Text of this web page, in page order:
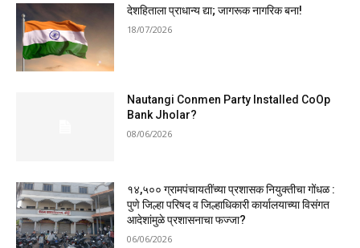
देशहिताला प्राधान्य द्या; जागरूक नागरिक बना!
18/07/2026
Nautangi Conmen Party Installed CoOp
Bank Jholar?
08/06/2026
१४,५०० ग्रामपंचायतींच्या प्रशासक नियुक्तीचा गोंधळ :
पुणे जिल्हा परिषद व जिल्हाधिकारी कार्यालयाच्या विसंगत
आदेशांमुळे प्रशासनाचा फज्जा?
06/06/2026